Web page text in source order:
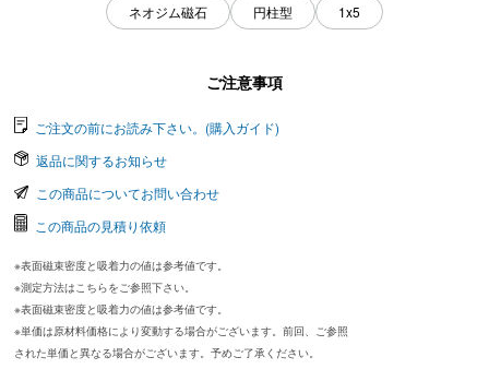
ネオジム磁石 円柱型 1x5
ご注意事項
ご注文の前にお読み下さい。(購入ガイド)
返品に関するお知らせ
この商品についてお問い合わせ
この商品の見積り依頼
※表面磁束密度と吸着力の値は参考値です。
※測定方法はこちらをご参照下さい。
※表面磁束密度と吸着力の値は参考値です。
※単価は原材料価格により変動する場合がございます。前回、ご参照
された単価と異なる場合がございます。予めご了承ください。